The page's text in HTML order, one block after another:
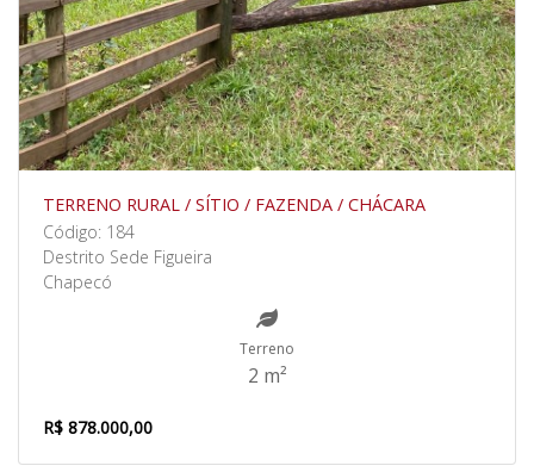
TERRENO RURAL / SÍTIO / FAZENDA / CHÁCARA
Código: 184
Destrito Sede Figueira
Chapecó
Terreno
2 m²
R$ 878.000,00